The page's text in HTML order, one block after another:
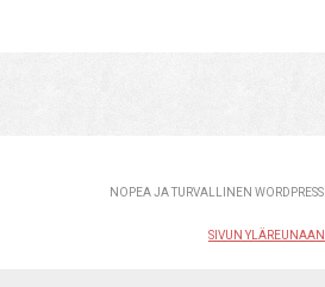
NOPEA JA TURVALLINEN
SIVUN YLÄREUNAAN